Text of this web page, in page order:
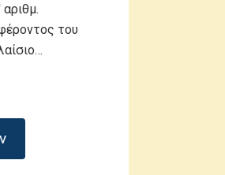
του